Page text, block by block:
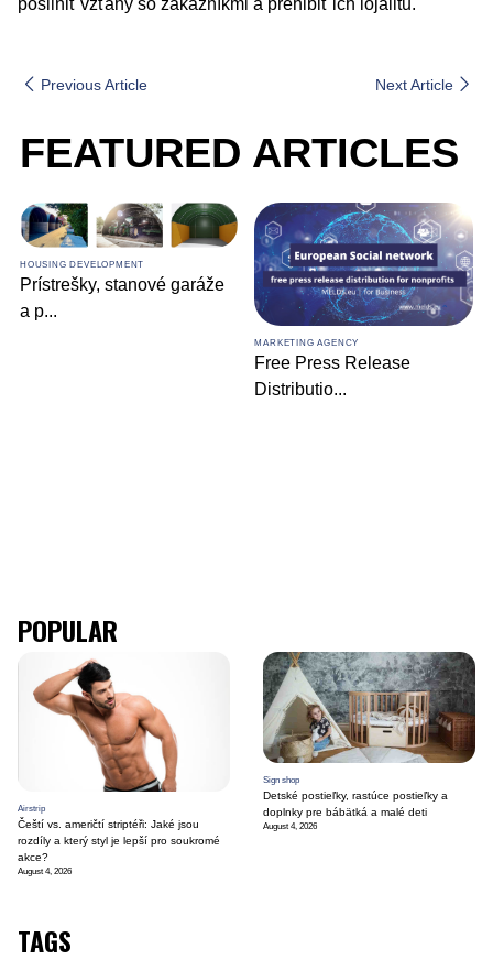
posilniť vzťahy so zákazníkmi a prehĺbiť ich lojalitu.
Previous Article Next Article
FEATURED ARTICLES
MARKETING AGENCY
Comprehensive
Marketin
POPULAR
Airstrip
Čeští vs. američtí striptéři: Jaké jsou
rozdíly a který styl je lepší pro soukromé
akce?
August 4, 2026
Sign shop
Detské postieľky, rastúce postieľky a
doplnky pre bábätká a malé deti
August 4, 2026
TAGS